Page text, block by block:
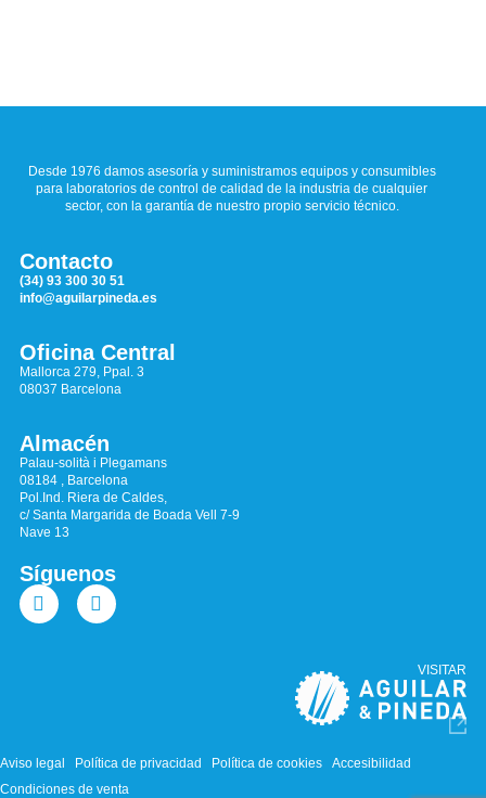
Desde 1976 damos asesoría y suministramos equipos y consumibles
para laboratorios de control de calidad de la industria de cualquier
sector, con la garantía de nuestro propio servicio técnico.
Contacto
(34) 93 300 30 51
info@aguilarpineda.es
Oficina Central
Mallorca 279, Ppal. 3
08037 Barcelona
Almacén
Palau-solità i Plegamans
08184 , Barcelona
Pol.Ind. Riera de Caldes,
c/ Santa Margarida de Boada Vell 7-9
Nave 13
Síguenos
VISITAR
Aviso legal Política de privacidad Política de cookies
Accesibilidad
Condiciones de venta